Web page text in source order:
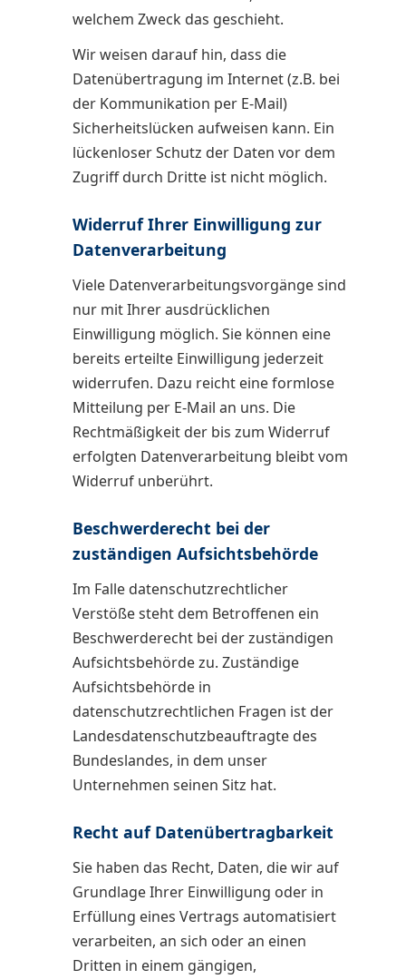
welchem Zweck das geschieht.
Wir weisen darauf hin, dass die
Datenübertragung im Internet (z.B. bei
der Kommunikation per E-Mail)
Sicherheitslücken aufweisen kann. Ein
lückenloser Schutz der Daten vor dem
Zugriff durch Dritte ist nicht möglich.
Widerruf Ihrer Einwilligung zur
Datenverarbeitung
Viele Datenverarbeitungsvorgänge sind
nur mit Ihrer ausdrücklichen
Einwilligung möglich. Sie können eine
bereits erteilte Einwilligung jederzeit
widerrufen. Dazu reicht eine formlose
Mitteilung per E-Mail an uns. Die
Rechtmäßigkeit der bis zum Widerruf
erfolgten Datenverarbeitung bleibt vom
Widerruf unberührt.
Beschwerderecht bei der
zuständigen Aufsichtsbehörde
Im Falle datenschutzrechtlicher
Verstöße steht dem Betroffenen ein
Beschwerderecht bei der zuständigen
Aufsichtsbehörde zu. Zuständige
Aufsichtsbehörde in
datenschutzrechtlichen Fragen ist der
Landesdatenschutzbeauftragte des
Bundeslandes, in dem unser
Unternehmen seinen Sitz hat.
Recht auf Datenübertragbarkeit
Sie haben das Recht, Daten, die wir auf
Grundlage Ihrer Einwilligung oder in
Erfüllung eines Vertrags automatisiert
verarbeiten, an sich oder an einen
Dritten in einem gängigen,